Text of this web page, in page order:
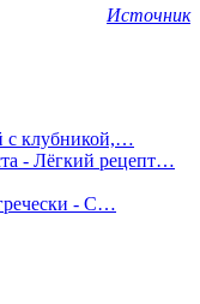
Источник
с клубникой,…
- Лёгкий рецепт…
- С…